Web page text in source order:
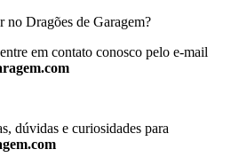
no Dragões de Garagem?
em contato conosco pelo e-mail
dúvidas e curiosidades para